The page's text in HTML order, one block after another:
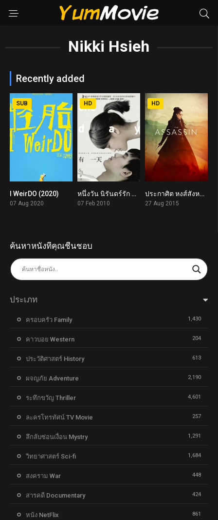
Nikki Hsieh
Recently added
SUB
I WeirDO (2020)
07 Aug 2020
6.6
HD
หนึ่งวัน นิรันดร์รัก One Day (2010)
07 Feb 2010
6.3
HD
ประกาศิต หงส์สังหาร The Assassin (2015)
27 Aug 2015
ค้นหาหนังที่คุณชื่นชอบ
ประเภท
ครอบครัว Family 1,430
คาวบอย Western 204
ประวัติศาสตร์ History 613
ผจญภัย Adventure 2,190
ระทึกขวัญ Thriller 4,601
ละครโทรทัศน์ TV Movie 257
ลึกลับซ่อนเงื่อน Mystry 1,291
วิทยาศาสตร์ Sci-fi 1,684
สงคราม War 448
สารคดี Documentary 424
หนัง NetFlix 861